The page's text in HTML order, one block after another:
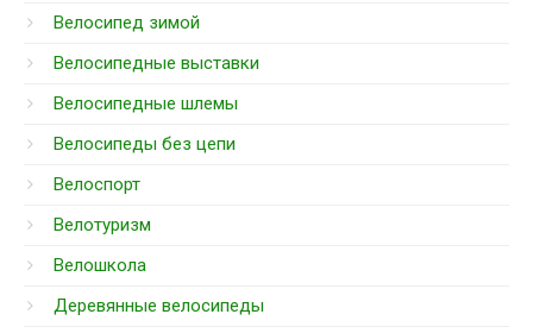
Велосипед зимой
Велосипедные выставки
Велосипедные шлемы
Велосипеды без цепи
Велоспорт
Велотуризм
Велошкола
Деревянные велосипеды